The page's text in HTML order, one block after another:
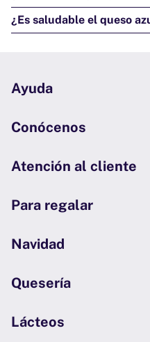
¿Es saludable el queso
Ayuda
Conócenos
Atención al cliente
Para regalar
Navidad
Quesería
Lácteos